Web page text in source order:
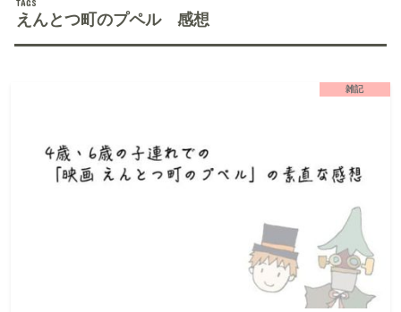
えんとつ町のプペル 感想
雑記